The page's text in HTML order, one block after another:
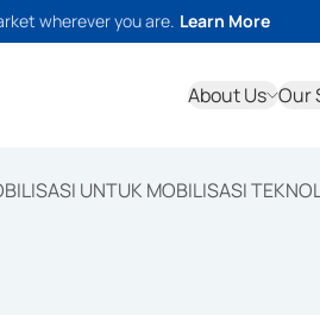
wherever you are. Learn More
About Us Our
UNTUK MOBILISASI